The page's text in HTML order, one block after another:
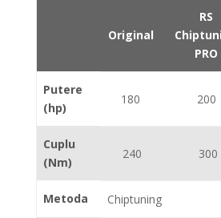
Original
RS
PRO
Putere
(hp)
180 200
Cuplu
(Nm)
240 300
Metoda Chiptuning